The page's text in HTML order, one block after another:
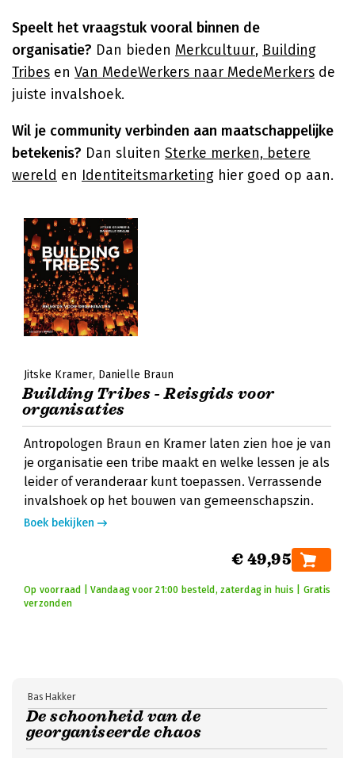
Speelt het vraagstuk vooral binnen de
organisatie? Dan bieden Merkcultuur, Building
Tribes en Van MedeWerkers naar MedeMerkers de
juiste invalshoek.
Wil je community verbinden aan maatschappelijke
betekenis? Dan sluiten Sterke merken, betere
wereld en Identiteitsmarketing hier goed op aan.
Jitske Kramer Danielle Braun
Building Tribes - Reisgids voor
organisaties
Antropologen Braun en Kramer laten zien hoe je van
je organisatie een tribe maakt en welke lessen je als
leider of veranderaar kunt toepassen. Verrassende
invalshoek op het bouwen van gemeenschapszin.
Boek bekijken
€ 49,95
Op voorraad | Vandaag voor 21:00 besteld, zaterdag in huis | Gratis
verzonden
De schoonheid van de
georganiseerde chaos
Bas Hakker